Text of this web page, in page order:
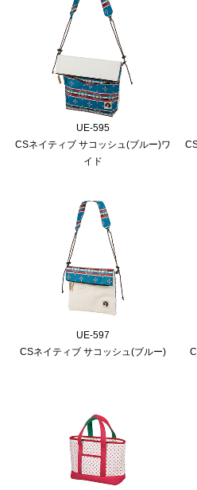
UE-595
CSネイティブ サコッシュ(ブルー)ワ
イド
UE-597
CSネイティブ サコッシュ(ブルー)